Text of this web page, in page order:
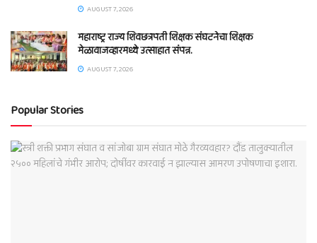
AUGUST 7, 2026
महाराष्ट्र राज्य शिवछत्रपती शिक्षक संघटनेचा शिक्षक
मेळावाजव्हारमध्ये उत्साहात संपन्न.
AUGUST 7, 2026
Popular Stories